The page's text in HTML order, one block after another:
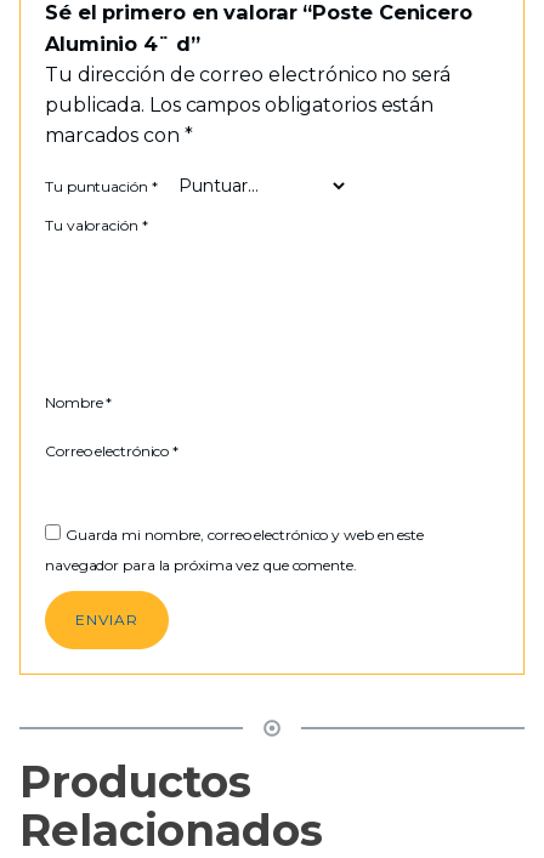
Sé el primero en valorar “Poste Cenicero
Aluminio 4¨ d”
Tu dirección de correo electrónico no será
publicada. Los campos obligatorios están
marcados con *
Tu puntuación *
Tu valoración *
Nombre*
Correo electrónico*
Guarda mi nombre, correo electrónico y web en este
navegador para la próxima vez que comente.
Productos
Relacionados